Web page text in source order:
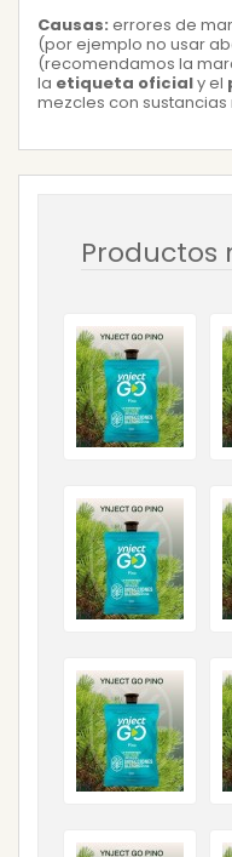
Causas: errores de
(por ejemplo no usar
(recomendamos la
la etiqueta oficialy el
mezcles con sustancias
Productos